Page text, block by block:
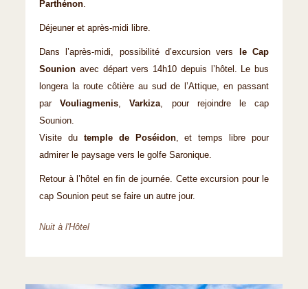
Parthénon.
Déjeuner et après-midi libre.
Dans l’après-midi, possibilité d’excursion vers
le Cap
Sounion avec départ vers 14h10 depuis l’hôtel. Le bus
longera la route côtière au sud de l’Attique, en passant
parVouliagmenis,Varkiza, pour rejoindre le cap
Sounion.
Visite du temple de Poséidon, et temps libre pour
admirer le paysage vers le golfe Saronique.
Retour à l’hôtel en fin de journée. Cette excursion pour le
cap Sounion peut se faire un autre jour.
Nuit à l'Hôtel